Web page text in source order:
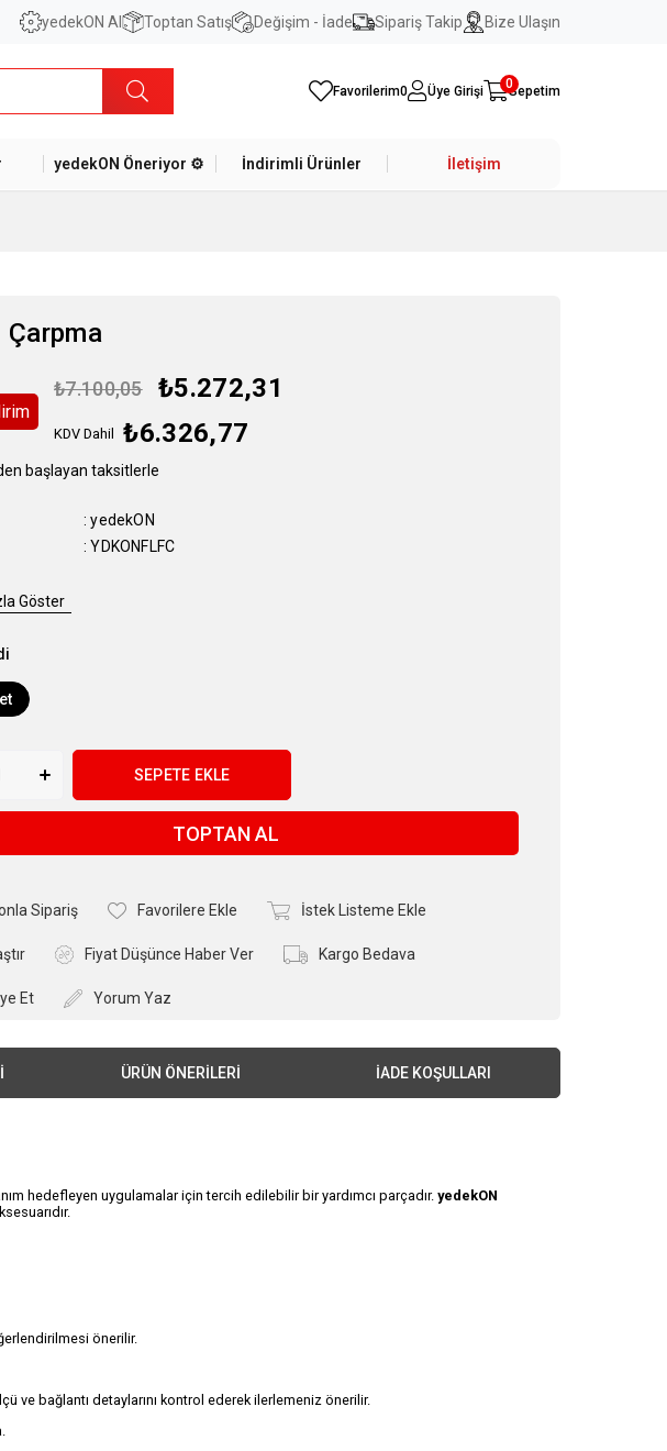
yedekON AI Toptan Satış Değişim - İade Sipariş Takip Bize Ulaşın
Favorilerim0 Üye Girişi Sepetim
0
yedekON Öneriyor ⚙️ İndirimli Ürünler İletişim
Çarpma
₺7.100,05 ₺5.272,31
KDV Dahil ₺6.326,77
başlayan taksitlerle
: yedekON
: YDKONFLFC
Göster
TOPTAN AL
Sipariş Favorilere Ekle İstek Listeme Ekle
Fiyat Düşünce Haber Ver Kargo Bedava
Et Yorum Yaz
ÜRÜN ÖNERILERI İADE KOŞULLARI
hedefleyen uygulamalar için tercih edilebilir bir yardımcı parçadır. yedekON
önerilir.
bağlantı detaylarını kontrol ederek ilerlemeniz önerilir.